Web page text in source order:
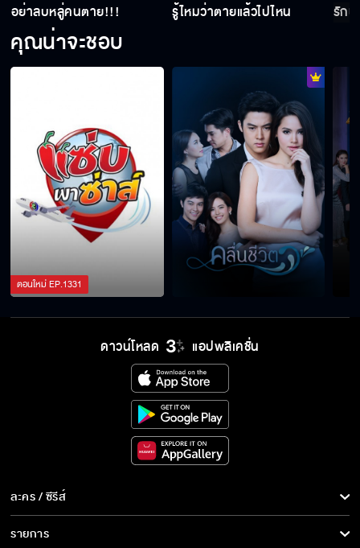
อย่าลบหลู่คนตาย!!! รู้ไหมว่าตายแล้วไปไหน รักผ
คุณน่าจะชอบ
ตอนใหม่EP.1331
ดาวน์โหลด แอปพลิเคชั่น
ละคร / ซีรีส์
ละคร/ซีรีส์
รายการ